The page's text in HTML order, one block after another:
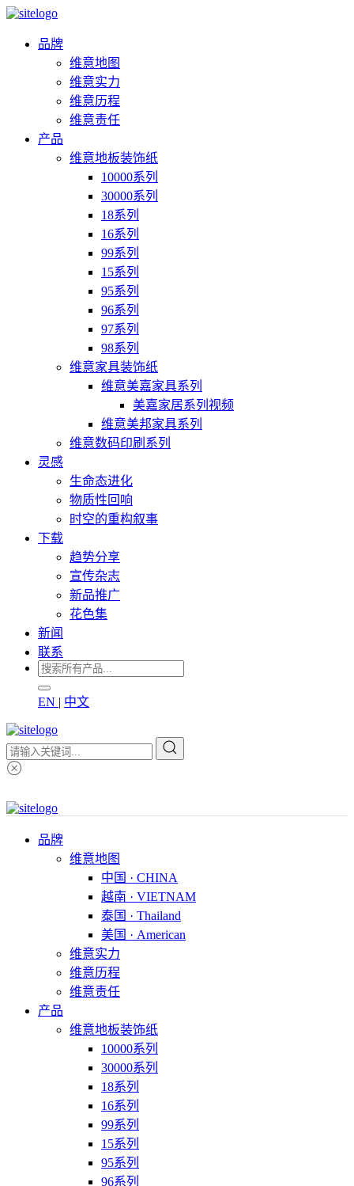
品牌
维意地图
维意实力
维意历程
维意责任
产品
维意地板装饰纸
10000系列
30000系列
18系列
16系列
99系列
15系列
95系列
96系列
97系列
98系列
维意家具装饰纸
维意美嘉家具系列
美嘉家居系列视频
维意美邦家具系列
维意数码印刷系列
灵感
生命态进化
物质性回响
时空的重构叙事
下载
趋势分享
宣传杂志
新品推广
花色集
新闻
联系
EN | 中文
品牌
维意地图
中国 · CHINA
越南 · VIETNAM
泰国 · Thailand
美国 · American
维意实力
维意历程
维意责任
产品
维意地板装饰纸
10000系列
30000系列
18系列
16系列
99系列
15系列
95系列
96系列